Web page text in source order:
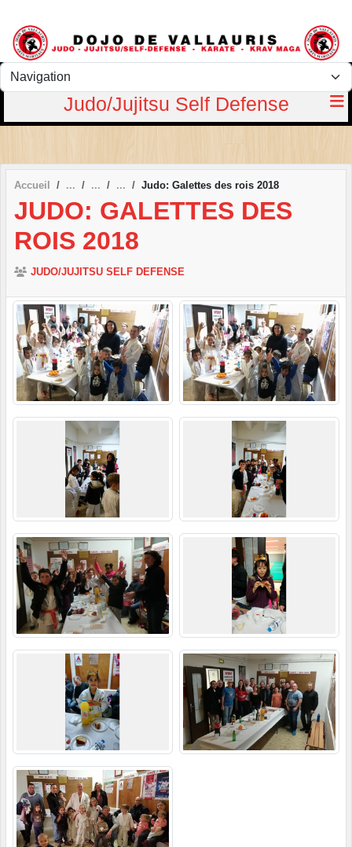
Judo/Jujitsu Self Defense
Accueil Judo: Galettes des rois 2018
JUDO: GALETTES DES
ROIS 2018
JUDO/JUJITSU SELF DEFENSE